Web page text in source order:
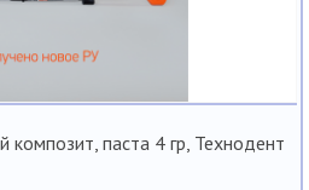
композит, паста 4 гр, Технодент